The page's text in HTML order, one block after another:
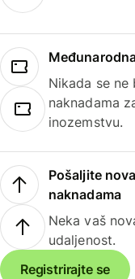
Nikada se
naknadama
inozemstvu.
Pošaljite
naknadama
Neka vaš
udaljenost.
Registrirajte se